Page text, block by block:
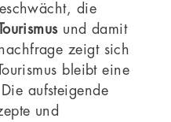
die
und damit
zeigt sich
bleibt eine
aufsteigende
und